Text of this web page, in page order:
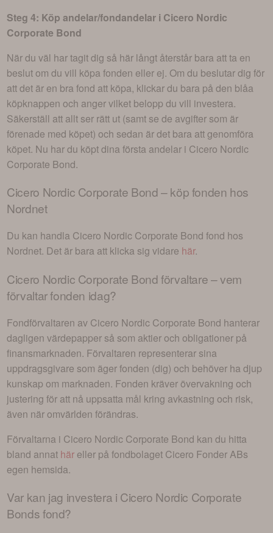
Steg 4: Köp andelar/fondandelar i Cicero Nordic
Corporate Bond
När du väl har tagit dig så här långt återstår bara att ta en
beslut om du vill köpa fonden eller ej. Om du beslutar dig för
att det är en bra fond att köpa, klickar du bara på den blåa
köpknappen och anger vilket belopp du vill investera.
Säkerställ att allt ser rätt ut (samt se de avgifter som är
förenade med köpet) och sedan är det bara att genomföra
köpet. Nu har du köpt dina första andelar i Cicero Nordic
Corporate Bond.
Cicero Nordic Corporate Bond– köp fonden hos
Nordnet
Du kan handla Cicero Nordic Corporate Bond fond hos
Nordnet. Det är bara att klicka sig vidare här.
Cicero Nordic Corporate Bondförvaltare – vem
förvaltar fonden idag?
Fondförvaltaren av Cicero Nordic Corporate Bond hanterar
dagligen värdepapper så som aktier och obligationer på
finansmarknaden. Förvaltaren representerar sina
uppdragsgivare som äger fonden (dig) och behöver ha djup
kunskap om marknaden. Fonden kräver övervakning och
justering för att nå uppsatta mål kring avkastning och risk,
även när omvärlden förändras.
Förvaltarna i Cicero Nordic Corporate Bond kan du hitta
bland annat här eller på fondbolaget Cicero Fonder ABs
egen hemsida.
Var kan jag investera i Cicero Nordic Corporate
Bonds fond?